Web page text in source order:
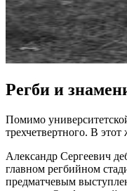
Регби и
Помимо
трехчетвертного. В
Александр Сергеевич
главном регбийном
предматчевым